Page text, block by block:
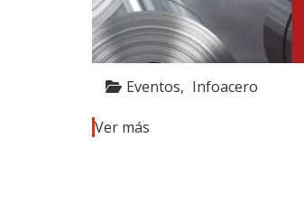
Eventos Infoacero
Ver más